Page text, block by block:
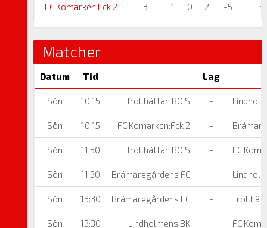
FC Komarken:Fck 2 3 1 0 2 -5 3
Matcher
Datum Tid Lag
Sön 10:15 Trollhättan BOIS -
Sön 10:15 FC Komarken:Fck 2 -
Sön 11:30 Trollhättan BOIS - FC
Sön 11:30 Brämaregårdens FC -
Sön 13:30 Brämaregårdens FC -
Sön 13:30 Lindholmens BK - FC